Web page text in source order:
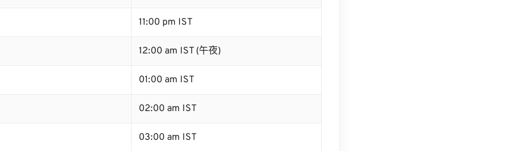
11:00 pm IST
12:00 am IST (午夜)
01:00 am IST
02:00 am IST
03:00 am IST